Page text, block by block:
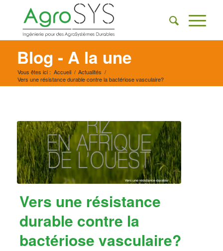
Blog - A la une
Vous êtes ici : Accueil / Actualités /
Vers une résistance durable contre la bactériose vasculaire?
Vers une résistance
durable contre la
bactériose vasculaire?